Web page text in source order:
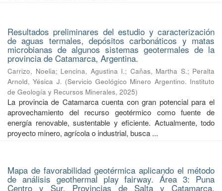
Resultados preliminares del estudio y caracterización
de aguas termales, depósitos carbonáticos y matas
microbianas de algunos sistemas geotermales de la
provincia de Catamarca, Argentina.
Carrizo, Noelia; Lencina, Agustina I.; Cañas, Martha S.; Peralta
Arnold, Yésica J. (Servicio Geológico Minero Argentino. Instituto
de Geología y Recursos Minerales, 2025)
La provincia de Catamarca cuenta con gran potencial para el
aprovechamiento del recurso geotérmico como fuente de
energía renovable, sustentable y eficiente. Actualmente, todo
proyecto minero, agrícola o industrial, busca ...
Mapa de favorabilidad geotérmica aplicando el método
de análisis geothermal play fairway. Área 3: Puna
Centro y Sur. Provincias de Salta y Catamarca.